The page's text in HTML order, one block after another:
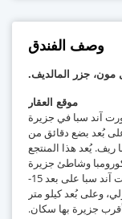
الفندق
موقع العقار
في جزيرة
دقائق من
المنتجع
جزيرة
بارادايس. يقع شيراتون المالديف فول مون ريزورت آند سبا على بعد 15-
بُعد كيلو متر
بها سكان.